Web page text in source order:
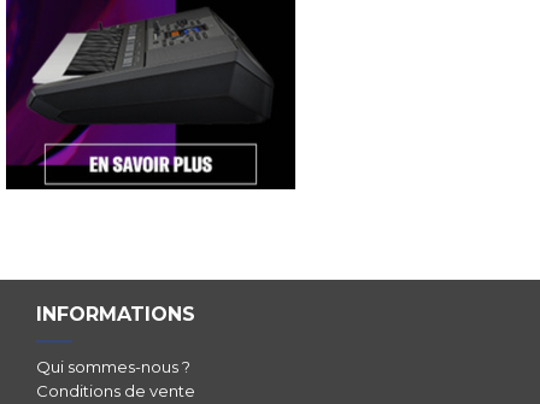
INFORMATIONS
Qui sommes-nous ?
Conditions de vente